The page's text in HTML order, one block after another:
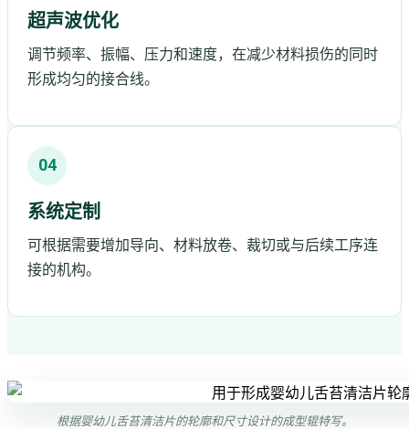
超声波优化
调节频率、振幅、压力和速度，在减少材料损伤的同时
形成均匀的接合线。
04
系统定制
可根据需要增加导向、材料放卷、裁切或与后续工序连
接的机构。
根据婴幼儿舌苔清洁片的轮廓和尺寸设计的成型辊特写。